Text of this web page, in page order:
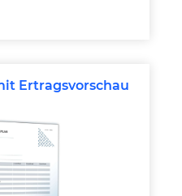
Ertragsvorschau